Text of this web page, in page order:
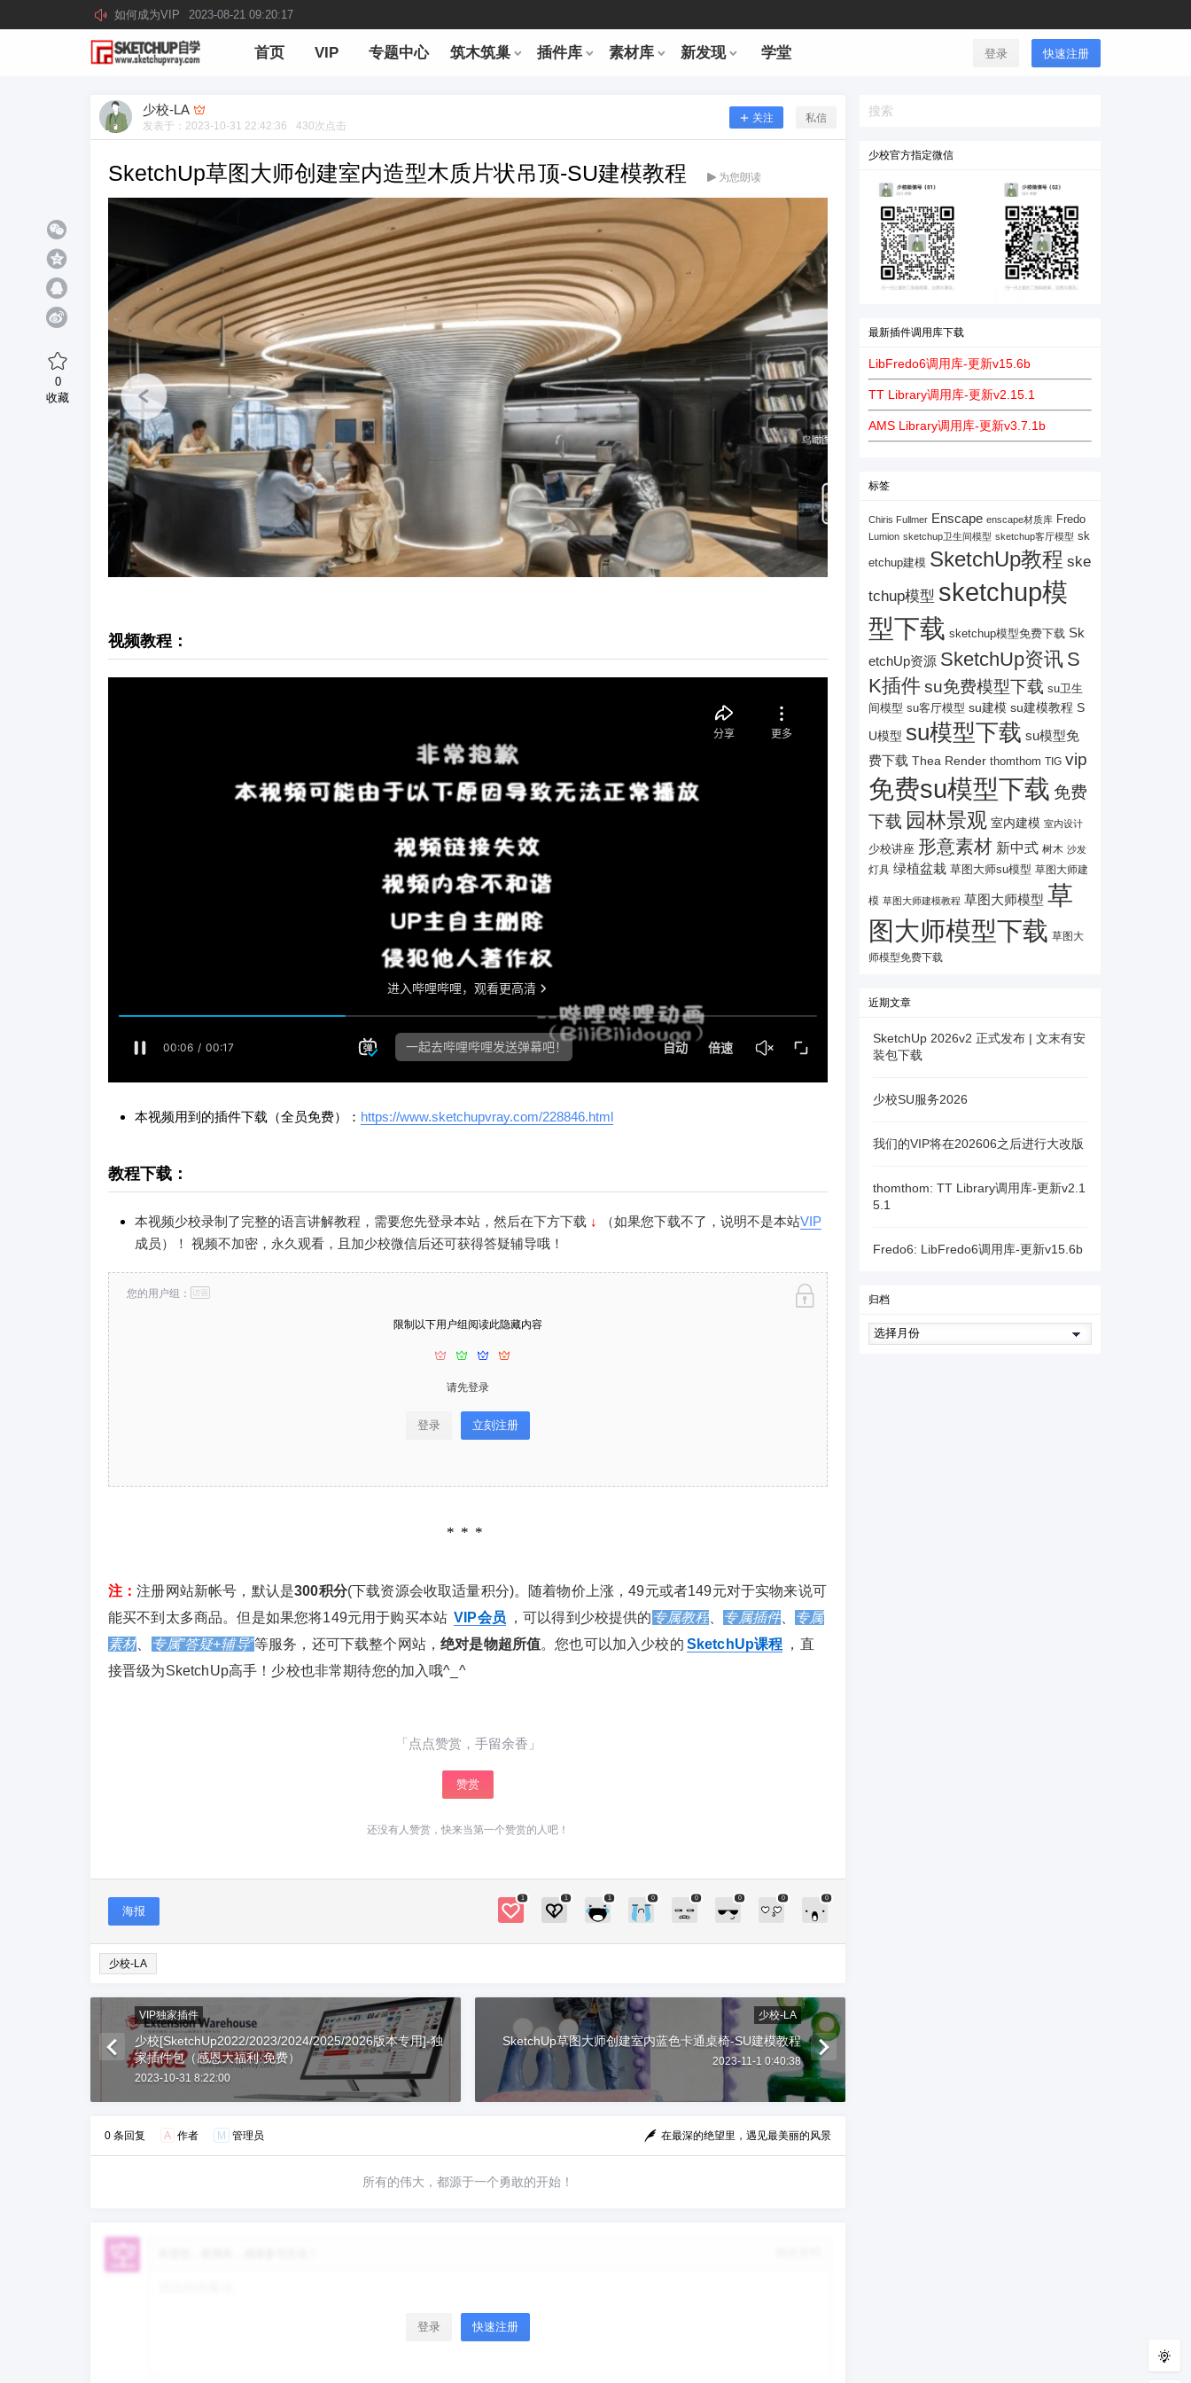
如何成为VIP 2023-08-21 09:20:17
首页 VIP 专题中心 筑木筑巢 插件库 素材库 新发现 学堂 登录 快速注册
少校-LA
发表于： 2023-10-31 22:42:36 430次点击
关注 私信
SketchUp草图大师创建室内造型木质片状吊顶-SU建模教程 为您朗读
视频教程：
本视频用到的插件下载（全员免费）： https://www.sketchupvray.com/228846.html
教程下载：
本视频少校录制了完整的语言讲解教程，需要您先登录本站，然后在下方下载 ↓ （如果您下载不了，说明不是本站VIP
成员）！ 视频不加密，永久观看，且加少校微信后还可获得答疑辅导哦！
限制以下用户组阅读此隐藏内容
请先登录
登录 立刻注册
您的用户组：
注：注册网站新帐号，默认是300积分(下载资源会收取适量积分)。随着物价上涨，49元或者149元对于实物来说可
能买不到太多商品。但是如果您将149元用于购买本站 VIP会员 ，可以得到少校提供的 专属教程 专属插件
专属
素材
专属”答疑+辅导”等服务，还可下载整个网站，绝对是物超所值。您也可以加入少校的 SketchUp课程 ，直
接晋级为SketchUp高手！少校也非常期待您的加入哦^_^
0
收藏
「点点赞赏，手留余香」
赞赏
还没有人赞赏，快来当第一个赞赏的人吧！
海报
1 1 1 0 0 0 0 0
少校-LA
少校-LA @ SketchUp自学 2023/10/31
SketchUp草图大师创建室内造
视频教程： 本视频用到的插件下载（全员免
ml 教程下载： 本视频少校录制了完整的语言讲解
教程，需要您先登录本站，然后在下方下
载 ↓ （如果您下载不了，说明不是本站VIP成
还可获得答疑辅导哦！ 限制以下用户组阅读此隐
注：注册网站新帐号，默认是300积分(下载资源
您将149元用于购买本站 VIP会员，可以得到少校
提供的专属教程、专属插件、专属素材、专属”答
疑+辅导”等服务，还可下载整个网站，绝对是物
超所值。您也可以加入少校的SketchUp课程，直
接晋级为SketchUp高手！少校也非常期待您的加
给少校-LA打赏
微信支付
VIP独家插件
少校[SketchUp2022/2023/2024/2025/2026版本专用]-独
家插件包（感恩大福利·免费）
2023-10-31 8:22:00
少校-LA
SketchUp草图大师创建室内蓝色卡通桌椅-SU建模教程
2023-11-1 0:40:38
0 条回复 A 作者 M 管理员 在最深的绝望里，遇见最美丽的风景
所有的伟大，都源于一个勇敢的开始！
登录 快速注册
少校官方指定微信
最新插件调用库下载
LibFredo6调用库-更新v15.6b
TT Library调用库-更新v2.15.1
AMS Library调用库-更新v3.7.1b
标签
Chiris Fullmer Enscape enscape材质库 Fredo
Lumion sketchup卫生间模型 sketchup客厅模型 sk
etchup建模 SketchUp教程 ske
tchup模型 sketchup模
型下载 sketchup模型免费下载 Sk
etchUp资源 SketchUp资讯 S
K插件su免费模型下载 su卫生
间模型 su客厅模型 su建模 su建模教程 S
U模型 su模型下载 su模型免
费下载 Thea Render thomthom TIG vip
免费su模型下载 免费
下载 园林景观 室内建模 室内设计
少校讲座 形意素材 新中式 树木 沙发
灯具 绿植盆栽 草图大师su模型 草图大师建
模 草图大师建模教程 草图大师模型 草
图大师模型下载 草图大
师模型免费下载
近期文章
SketchUp 2026v2 正式发布 | 文末有安
装包下载
少校SU服务2026
我们的VIP将在202606之后进行大改版
thomthom: TT Library调用库-更新v2.1
5.1
Fredo6: LibFredo6调用库-更新v15.6b
归档
您没有权限发布内容，请购买会员或者提升权
忘记密码？